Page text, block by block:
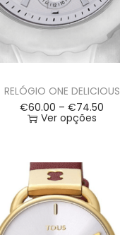
RELÓGIO ONE DELICIOUS
€60.00 – €74.50
Ver opções